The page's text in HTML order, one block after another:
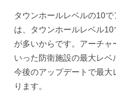
タウンホールレベルの10
は、タウンホールレベル
が多いからです。アーチャ
いった防衛施設の最大レ
今後のアップデートで最大
ります。